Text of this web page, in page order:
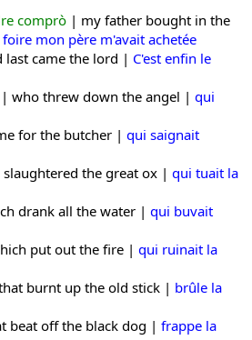
comprò | my father bought in the
foire mon père m'avait achetée
last came the lord | C'est enfin le
| who threw down the angel | qui
for the butcher | qui saignait
slaughtered the great ox | qui tuait la
drank all the water | qui buvait
put out the fire | qui ruinait la
burnt up the old stick | brûle la
beat off the black dog | frappe la